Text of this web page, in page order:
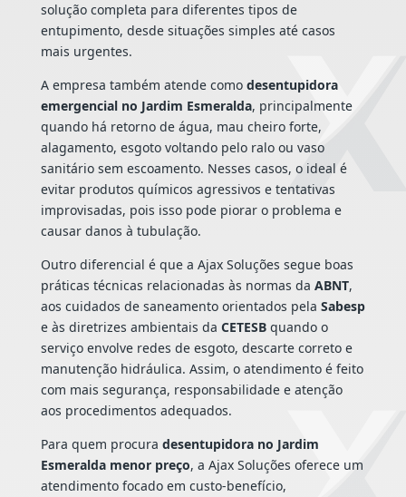
solução completa para diferentes tipos de
entupimento, desde situações simples até casos
mais urgentes.
A empresa também atende como desentupidora
emergencial no Jardim Esmeralda, principalmente
quando há retorno de água, mau cheiro forte,
alagamento, esgoto voltando pelo ralo ou vaso
sanitário sem escoamento. Nesses casos, o ideal é
evitar produtos químicos agressivos e tentativas
improvisadas, pois isso pode piorar o problema e
causar danos à tubulação.
Outro diferencial é que a Ajax Soluções segue boas
práticas técnicas relacionadas às normas da ABNT,
aos cuidados de saneamento orientados pela Sabesp
e às diretrizes ambientais da CETESBquando o
serviço envolve redes de esgoto, descarte correto e
manutenção hidráulica. Assim, o atendimento é feito
com mais segurança, responsabilidade e atenção
aos procedimentos adequados.
Para quem procura desentupidora no Jardim
Esmeralda menor preço, a Ajax Soluções oferece um
atendimento focado em custo-benefício,